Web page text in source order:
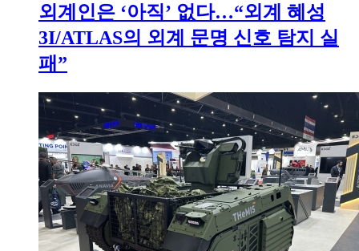
외계인은 ‘아직’ 없다…“외계 혜성
3I/ATLAS의 외계 문명 신호 탐지 실
패”